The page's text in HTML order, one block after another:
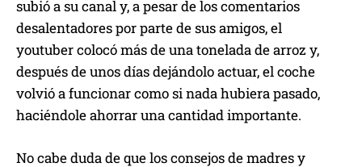
subió a su canal y, a pesar de los comentarios
desalentadores por parte de sus amigos, el
youtuber colocó más de una tonelada de arroz y,
después de unos días dejándolo actuar, el coche
volvió a funcionar como si nada hubiera pasado,
haciéndole ahorrar una cantidad importante.
No cabe duda de que los consejos de madres y